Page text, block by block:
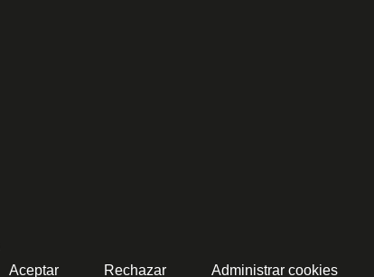
Aceptar Rechazar Administrar cookies